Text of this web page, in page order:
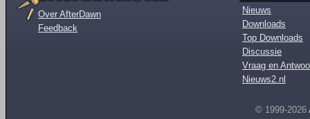
Over AfterDawn
Feedback
Nieuws
Downloads
Top Downloads
Discussie
Vraag en
Nieuws2.nl
© 1999-2026